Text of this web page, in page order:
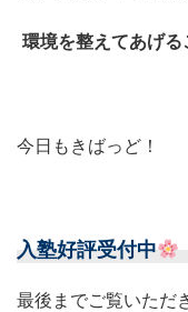
環境を整えてあげる
今日もきばっど！
入塾好評受付中
最後までご覧いただ